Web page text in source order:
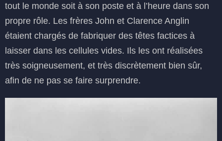
tout le monde soit à son poste et à l’heure dans son
propre rôle. Les frères John et Clarence Anglin
étaient chargés de fabriquer des têtes factices à
laisser dans les cellules vides. Ils les ont réalisées
très soigneusement, et très discrètement bien sûr,
afin de ne pas se faire surprendre.